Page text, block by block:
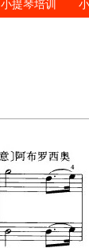
小提琴培训